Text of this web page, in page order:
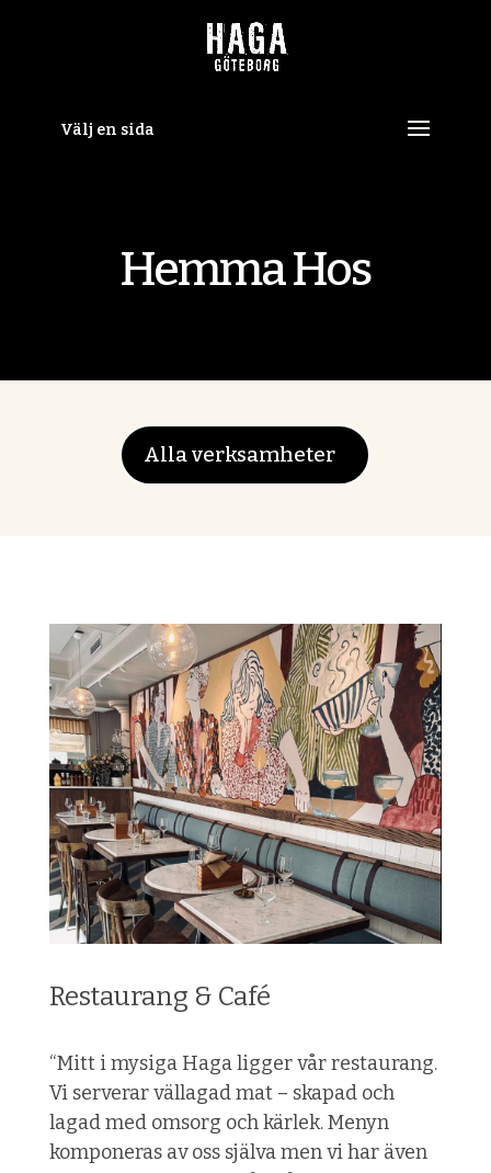
Välj en sida
Hemma Hos
Alla verksamheter
Restaurang & Café
“Mitt i mysiga Haga ligger vår restaurang.
Vi serverar vällagad mat – skapad och
lagad med omsorg och kärlek. Menyn
komponeras av oss själva men vi har även